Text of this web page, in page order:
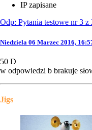
IP zapisane
Odp: Pytania testowe nr 3 z
Niedziela 06 Marzec 2016,
50 D
w odpowiedzi b brakuje
Jigs